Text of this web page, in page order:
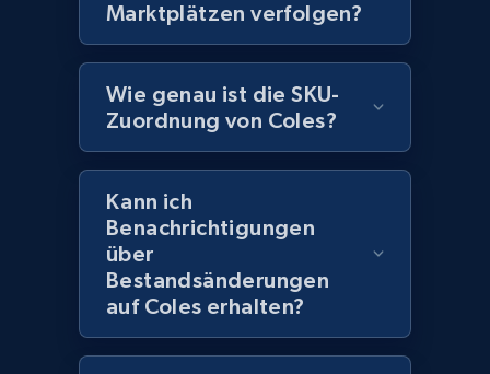
Lowes.com
URL, Domain, Marketplace pn, Sku, Other pn,
Model number, Gtin ean pn, Product name, and
more.
991+ 162+ Jetzt anfangen
Lowes.com - Gather data on products using
Marktplätzen verfolgen?
Wie genau ist die SKU-
Zuordnung von Coles?
Kann ich
Benachrichtigungen
über
Bestandsänderungen
auf Coles erhalten?